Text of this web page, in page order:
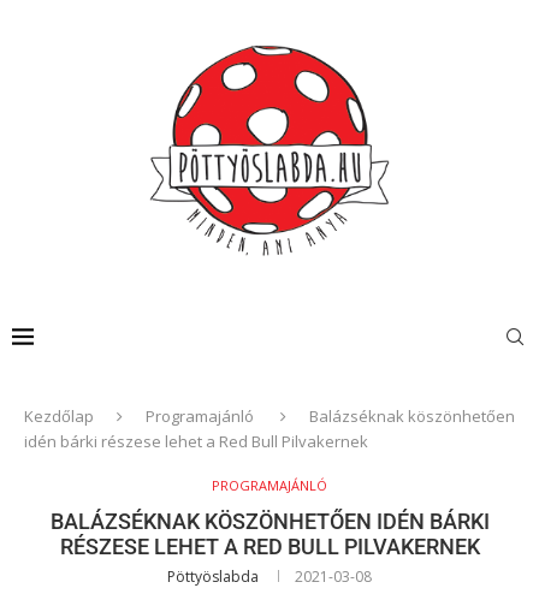
Kezdőlap Programajánló
Balázséknak köszönhetően
idén bárki részese lehet a Red Bull Pilvakernek
PROGRAMAJÁNLÓ
BALÁZSÉKNAK KÖSZÖNHETŐEN IDÉN BÁRKI
RÉSZESE LEHET A RED BULL PILVAKERNEK
Pöttyöslabda 2021-03-08